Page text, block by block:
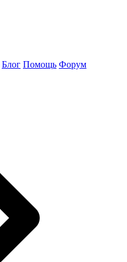
Блог Помощь Форум